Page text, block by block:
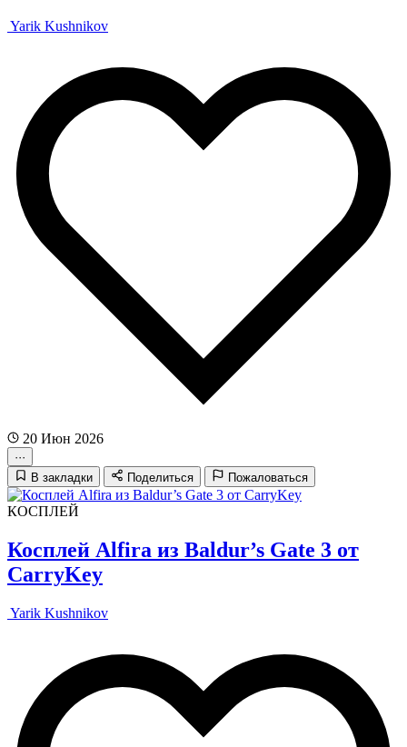
Yarik Kushnikov
20 Июн 2026
···
В закладки
Поделиться Пожаловаться
КОСПЛЕЙ
Косплей Alfira из Baldur’s Gate 3 от
CarryKey
Yarik Kushnikov